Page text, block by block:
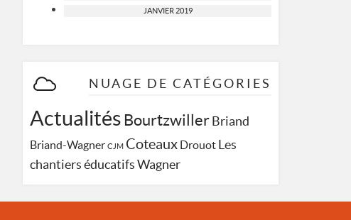
JANVIER 2019
NUAGE DE CATÉGORIES
Actualités Bourtzwiller Briand
Briand-Wagner CJM Coteaux Drouot Les
chantiers éducatifs Wagner